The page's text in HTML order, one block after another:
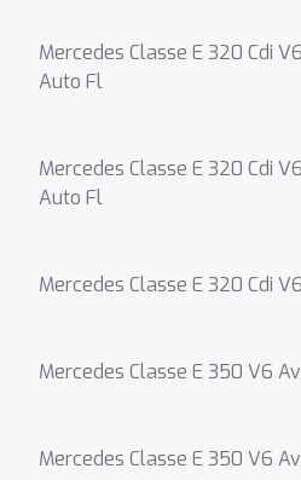
Mercedes Classe E 320 Cdi
Auto Fl
Mercedes Classe E 320 Cdi
Auto Fl
Mercedes Classe E 320 Cdi
Mercedes Classe E 350 V6
Mercedes Classe E 350 V6